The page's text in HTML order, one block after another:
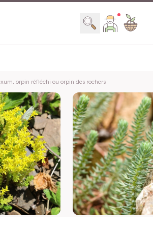
Chercher
orpin réfléchi ou orpin des rochers